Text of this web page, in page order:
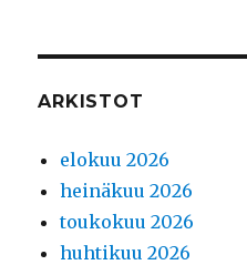
ARKISTOT
elokuu 2026
heinäkuu 2026
toukokuu 2026
huhtikuu 2026